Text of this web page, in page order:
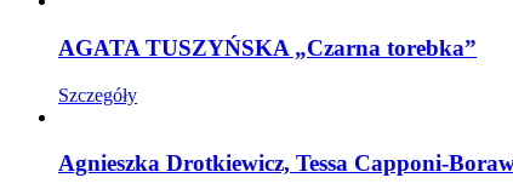
AGATA TUSZYŃSKA „Czarna torebka”
Szczegóły
Agnieszka Drotkiewicz, Tessa Capponi-